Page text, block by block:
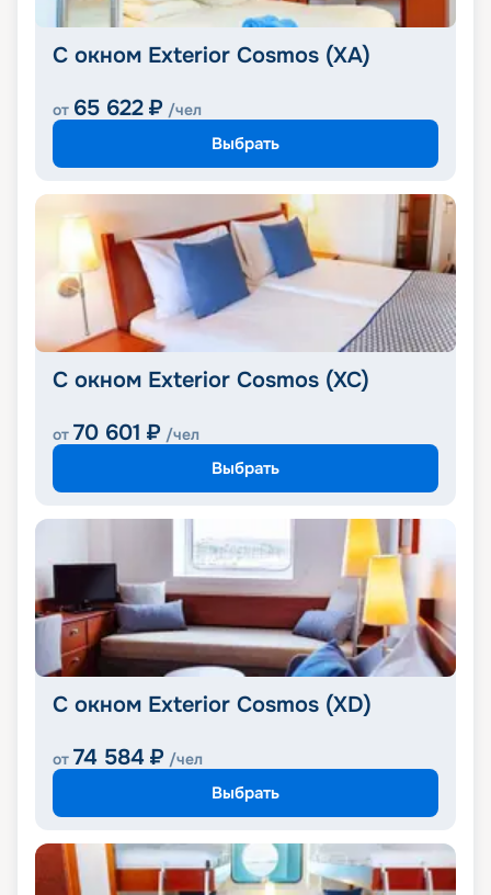
С окном Exterior Cosmos (XA)
от 65 622 ₽ /чел
Выбрать
С окном Exterior Cosmos (XC)
от 70 601 ₽ /чел
Выбрать
С окном Exterior Cosmos (XD)
от 74 584 ₽ /чел
Выбрать